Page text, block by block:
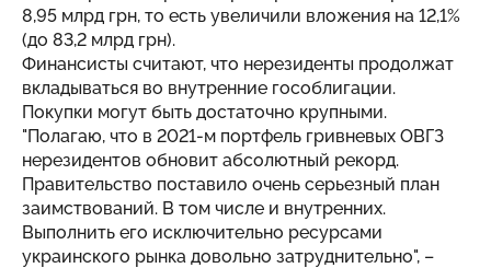
8,95 млрд грн, то есть увеличили вложения на 12,1%
(до 83,2 млрд грн).
Финансисты считают, что нерезиденты продолжат
вкладываться во внутренние гособлигации.
Покупки могут быть достаточно крупными.
"Полагаю, что в 2021-м портфель гривневых ОВГЗ
нерезидентов обновит абсолютный рекорд.
Правительство поставило очень серьезный план
заимствований. В том числе и внутренних.
Выполнить его исключительно ресурсами
украинского рынка довольно затруднительно", –